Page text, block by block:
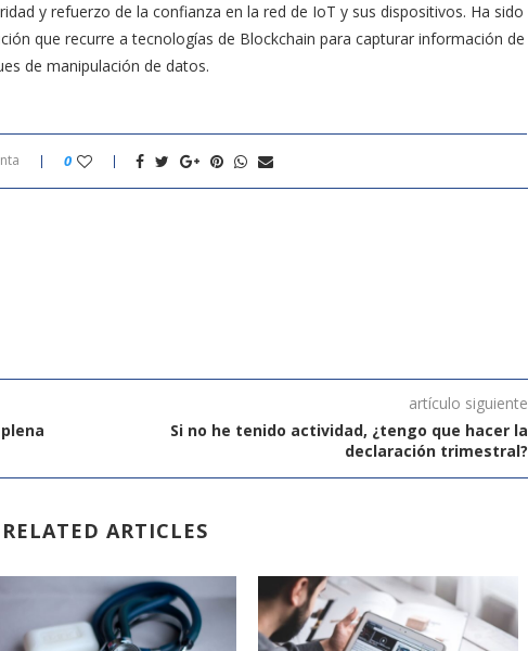
y refuerzo de la confianza en la red de IoT y sus dispositivos. Ha sido
que recurre a tecnologías de Blockchain para capturar información de
de manipulación de datos.
0
artículo siguiente
Si no he tenido actividad, ¿tengo que hacer la
declaración trimestral?
RELATED ARTICLES